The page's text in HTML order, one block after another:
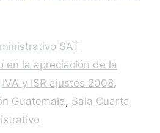
SAT
en la apreciación de la
IVA y ISR ajustes 2008,
Guatemala, Sala Cuarta